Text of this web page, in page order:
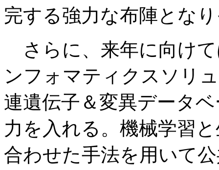
完する強力な布陣とな
さらに、来年に向け
ンフォマティクスソリ
連遺伝子＆変異データ
力を入れる。機械学習
合わせた手法を用いて